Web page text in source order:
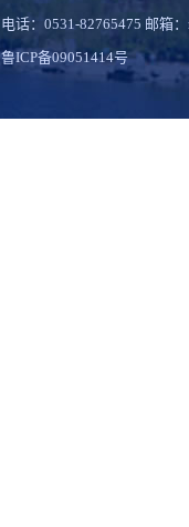
电话：0531-82765475 邮箱
鲁ICP备09051414号